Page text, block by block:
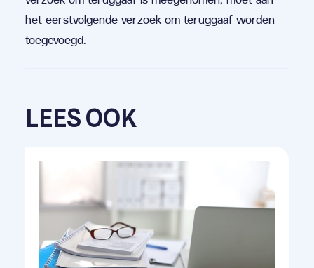
het eerstvolgende verzoek om teruggaaf worden
toegevoegd.
LEES OOK